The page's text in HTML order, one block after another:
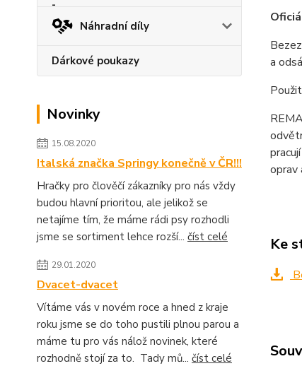
Náhradní díly
Dárkové poukazy
Novinky
15.08.2020
Italská značka Springy konečně v ČR!!!
Hračky pro člověčí zákazníky pro nás vždy
budou hlavní prioritou, ale jelikož se
netajíme tím, že máme rádi psy rozhodli
jsme se sortiment lehce rozší... číst celé
29.01.2020
Dvacet-dvacet
Vítáme vás v novém roce a hned z kraje
roku jsme se do toho pustili plnou parou a
máme tu pro vás nálož novinek, které
rozhodně stojí za to. Tady mů... číst celé
a
oprav
Ke